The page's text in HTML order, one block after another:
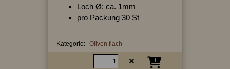
Loch Ø: ca. 1mm
pro Packung 30 St
Kategorie: Oliven flach